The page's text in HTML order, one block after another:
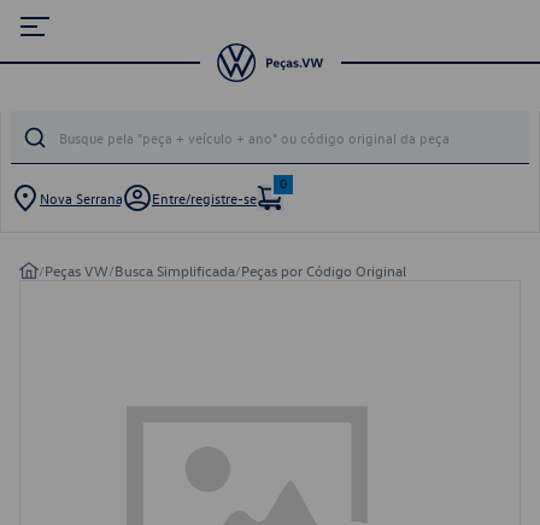
Nova Serrana Entre/registre-se
0
/Peças VW/Busca Simplificada/Peças por Código Original